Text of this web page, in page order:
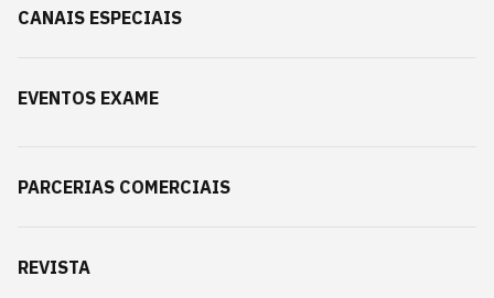
CANAIS ESPECIAIS
EVENTOS EXAME
PARCERIAS COMERCIAIS
REVISTA